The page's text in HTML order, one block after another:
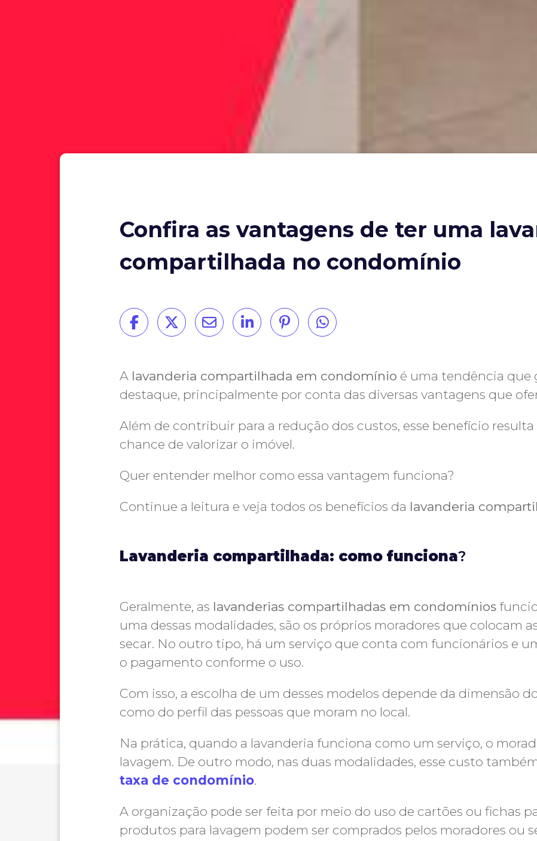
Confira as vantagens de ter uma
compartilhada no condomínio
A lavanderia compartilhada em condomínio é uma tendência que
destaque, principalmente por conta das diversas vantagens que
Além de contribuir para a redução dos custos, esse benefício
chance de valorizar o imóvel.
Quer entender melhor como essa vantagem funciona?
Continue a leitura e veja todos os benefícios da lavanderia
Lavanderia compartilhada: como funciona?
Geralmente, as lavanderias compartilhadas em condomínios
uma dessas modalidades, são os próprios moradores que colocam
secar. No outro tipo, há um serviço que conta com funcionários e
o pagamento conforme o uso.
Com isso, a escolha de um desses modelos depende da dimensão
como do perfil das pessoas que moram no local.
Na prática, quando a lavanderia funciona como um serviço, o
lavagem. De outro modo, nas duas modalidades, esse custo
taxa de condomínio.
A organização pode ser feita por meio do uso de cartões ou fichas
produtos para lavagem podem ser comprados pelos moradores ou